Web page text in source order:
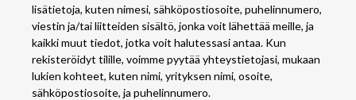
lisätietoja, kuten nimesi, sähköpostiosoite, puhelinnumero,
viestin ja/tai liitteiden sisältö, jonka voit lähettää meille, ja
kaikki muut tiedot, jotka voit halutessasi antaa. Kun
rekisteröidyt tilille, voimme pyytää yhteystietojasi, mukaan
lukien kohteet, kuten nimi, yrityksen nimi, osoite,
sähköpostiosoite, ja puhelinnumero.